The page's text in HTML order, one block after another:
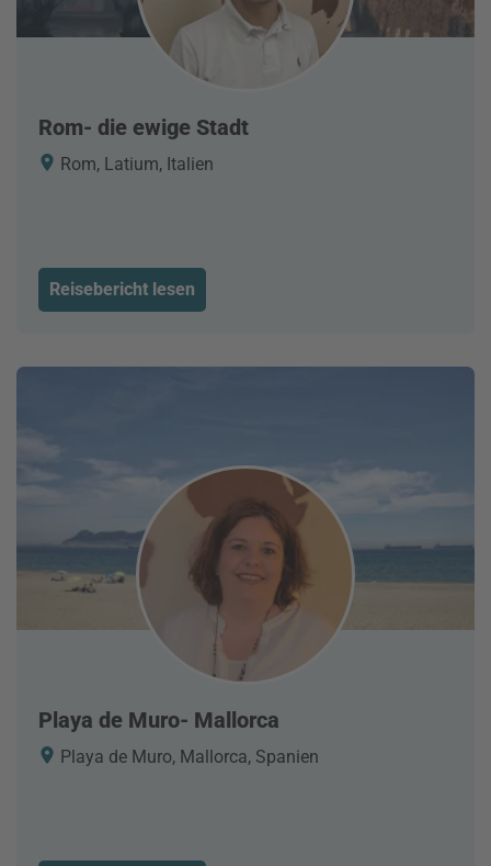
Rom- die ewige Stadt
Rom, Latium, Italien
Reisebericht lesen
Playa de Muro- Mallorca
Playa de Muro, Mallorca, Spanien